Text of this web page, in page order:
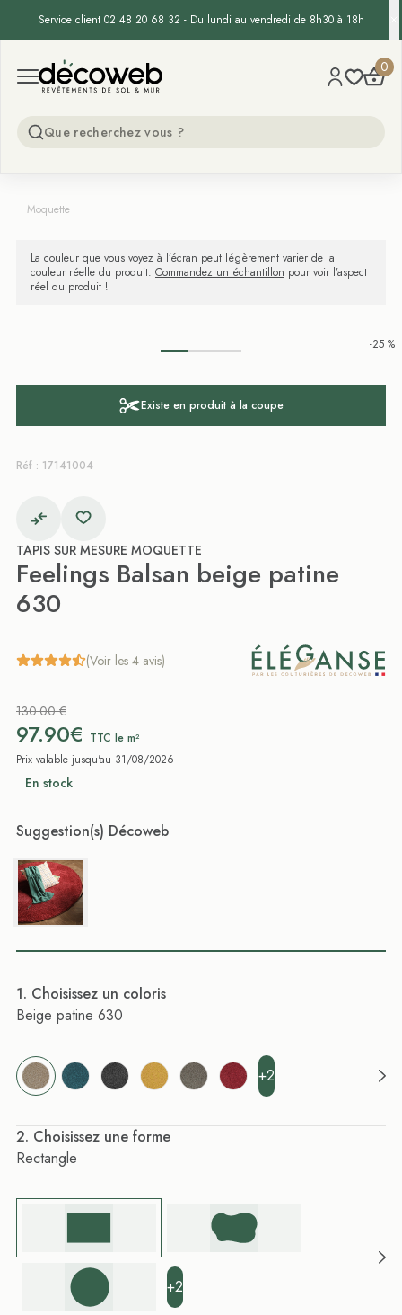
Service client 02 48 20 68 32 - Du lundi au vendredi de 8h30 à 18h
Open menu
Decoweb 0
...Moquette
La couleur que vous voyez à l’écran peut légèrement varier de la
couleur réelle du produit. Commandez un échantillon pour voir l’aspect
réel du produit !
-25 %
Existe en produit à la coupe
Réf : 17141004
TAPIS SUR MESURE MOQUETTE
Feelings Balsan beige patine
630
(Voir les 4 avis)
130.00 €
97.90€ TTC le m²
Prix valable jusqu'au 31/08/2026
En stock
Suggestion(s) Décoweb
. Choisissez un coloris
Beige patine 630
+2
. Choisissez une forme
Rectangle
+2